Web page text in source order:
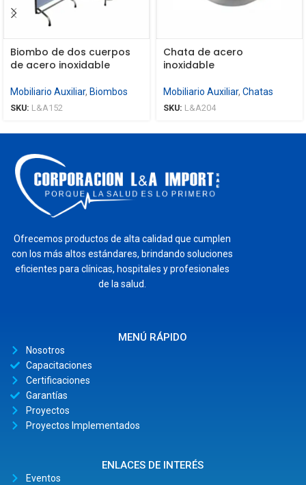
Biombo de dos cuerpos
de acero inoxidable
Mobiliario Auxiliar, Biombos
SKU: L&A152
Chata de acero
inoxidable
Mobiliario Auxiliar, Chatas
SKU: L&A204
Ofrecemos productos de alta calidad que cumplen
con los más altos estándares, brindando soluciones
eficientes para clínicas, hospitales y profesionales
de la salud.
MENÚ RÁPIDO
Nosotros
Capacitaciones
Certificaciones
Garantías
Proyectos
Proyectos Implementados
ENLACES DE INTERÉS
Eventos